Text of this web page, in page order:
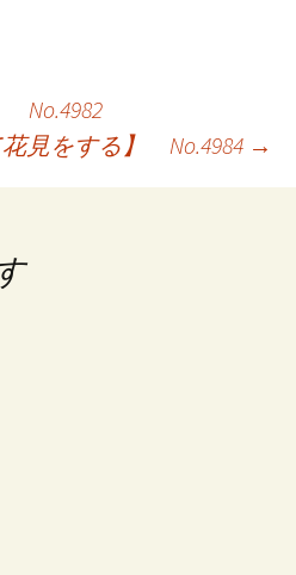
No.4982
花見をする】 No.4984 →